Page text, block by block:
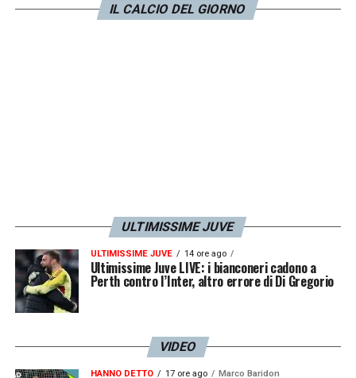
IL CALCIO DEL GIORNO
ULTIMISSIME JUVE
ULTIMISSIME JUVE 14 ore ago
Ultimissime Juve LIVE: i bianconeri cadono a
Perth contro l’Inter, altro errore di Di Gregorio
VIDEO
HANNO DETTO 17 ore ago Marco Baridon